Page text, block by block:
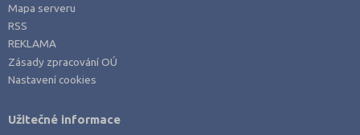
Mapa serveru
RSS
REKLAMA
Zásady zpracování OÚ
Nastavení cookies
Užitečné informace